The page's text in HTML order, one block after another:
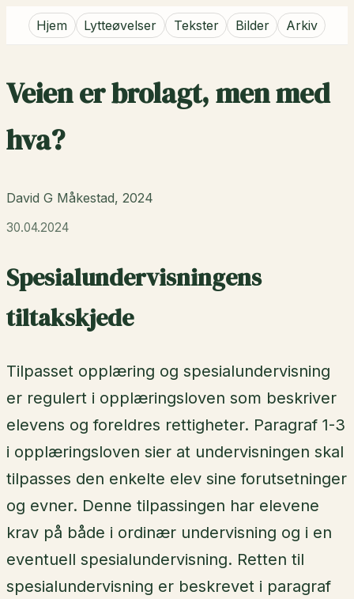
Hjem Lytteøvelser Tekster Bilder Arkiv
Veien er brolagt, men med
hva?
David G Måkestad, 2024
30.04.2024
Spesialundervisningens
tiltakskjede
Tilpasset opplæring og spesialundervisning
er regulert i opplæringsloven som beskriver
elevens og foreldres rettigheter. Paragraf 1-3
i opplæringsloven sier at undervisningen skal
tilpasses den enkelte elev sine forutsetninger
og evner. Denne tilpassingen har elevene
krav på både i ordinær undervisning og i en
eventuell spesialundervisning. Retten til
spesialundervisning er beskrevet i paragraf